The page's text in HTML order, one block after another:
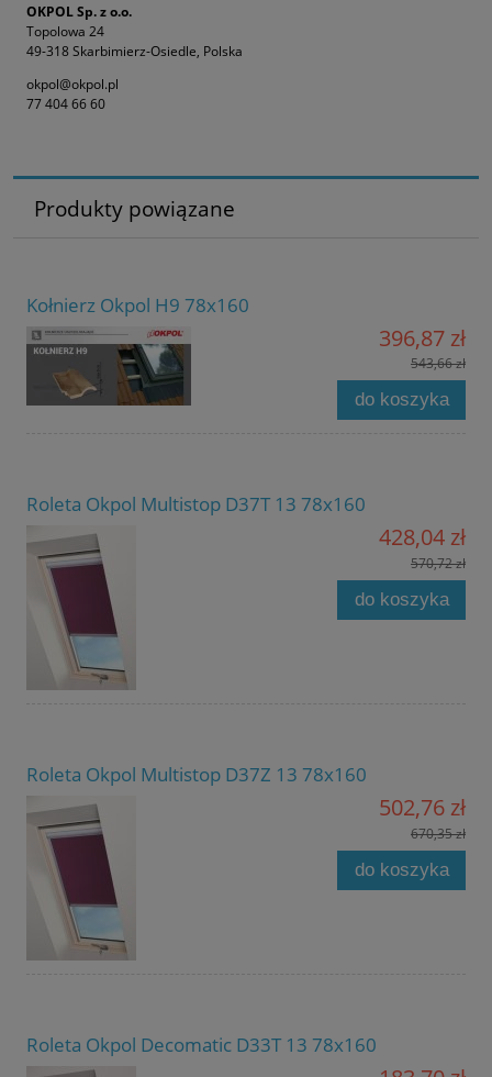
OKPOL Sp. z o.o.
Topolowa 24
49-318 Skarbimierz-Osiedle, Polska
okpol@okpol.pl
77 404 66 60
Produkty powiązane
Kołnierz Okpol H9 78x160
396,87 zł
543,66 zł
do koszyka
Roleta Okpol Multistop D37T 13 78x160
428,04 zł
570,72 zł
do koszyka
Roleta Okpol Multistop D37Z 13 78x160
502,76 zł
670,35 zł
do koszyka
Roleta Okpol Decomatic D33T 13 78x160